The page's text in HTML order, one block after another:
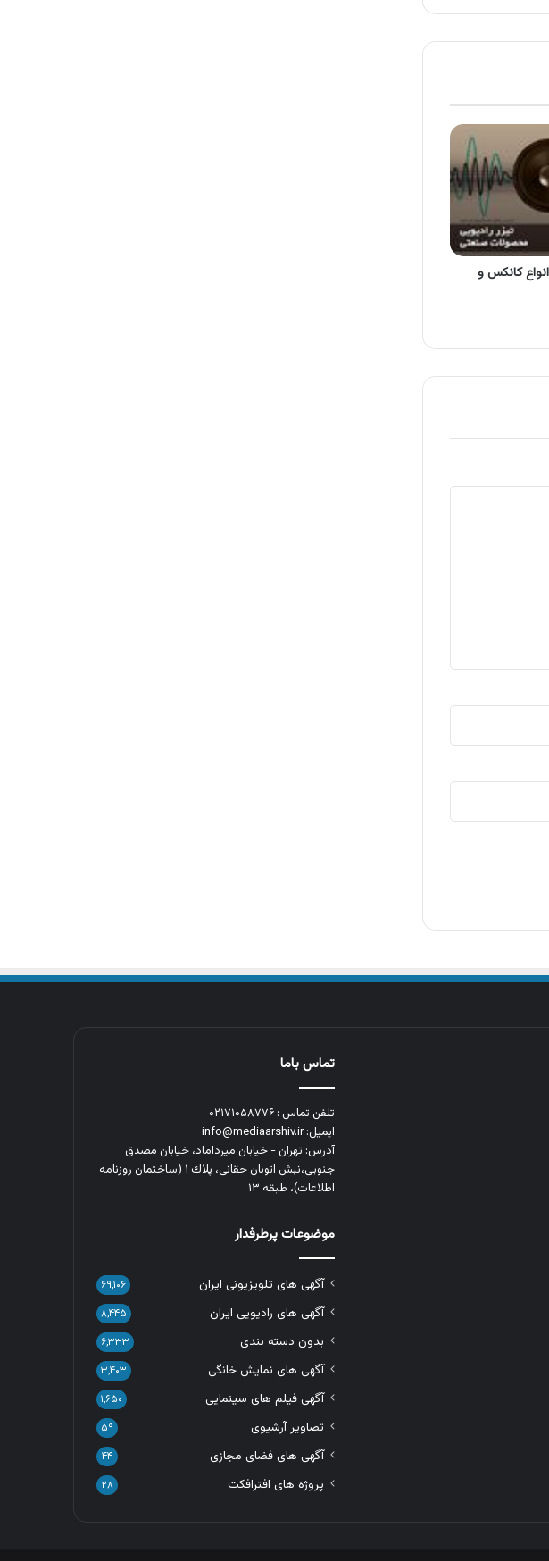
کانکس و
تماس باما
تلفن تماس : ۰۲۱۷۱۰۵۸۷۷۶
ایمیل: info@mediaarshiv.ir
آدرس: تهران - خیابان میرداماد، خیابان مصدق
جنوبی،نبش اتوبان حقانی، پلاك ١ (ساختمان روزنامه
اطلاعات)، طبقه ۱۳
موضوعات پرطرفدار
آگهی های تلویزیونی ایران ۶۹,۱۰۶
آگهی های رادیویی ایران ۸,۴۴۵
بدون دسته بندی ۶,۳۳۳
آگهی های نمایش خانگی ۳,۴۰۳
آگهی فیلم های سینمایی ۱,۶۵۰
تصاویر آرشیوی ۵۹
آگهی های فضای مجازی ۴۴
پروژه های افترافکت ۲۸